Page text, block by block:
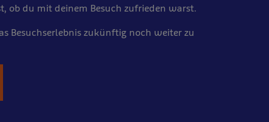
ob du mit deinem Besuch zufrieden warst.
Besuchserlebnis zukünftig noch weiter zu